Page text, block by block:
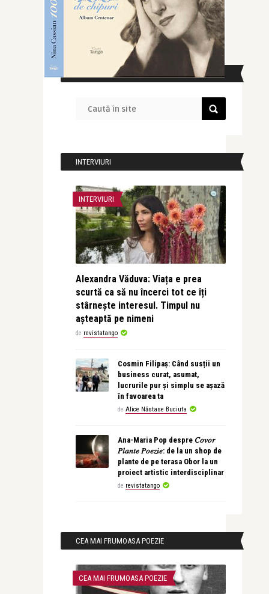
CAUTĂ ÎN SITE
INTERVIURI
INTERVIURI
Alexandra Văduva: Viața e prea
scurtă ca să nu încerci tot ce îți
stârnește interesul. Timpul nu
așteaptă pe nimeni
de revistatango
Cosmin Filipaș: Când susții un
business curat, asumat,
lucrurile pur și simplu se așază
în favoarea ta
de Alice Năstase Buciuta
Ana-Maria Pop despre 𝐶𝑜𝑣𝑜𝑟
𝑃𝑙𝑎𝑛𝑡𝑒 𝑃𝑜𝑒𝑧𝑖𝑒: de la un shop de
plante de pe terasa Obor la un
proiect artistic interdisciplinar
de revistatango
CEA MAI FRUMOASA POEZIE
CEA MAI FRUMOASA POEZIE